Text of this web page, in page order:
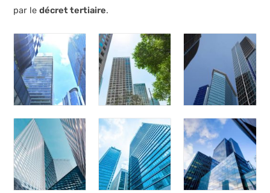
par ledécret tertiaire.